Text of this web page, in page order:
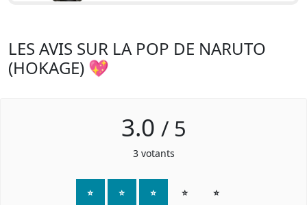
LES AVIS SUR LA POP DE NARUTO
(HOKAGE) 💖
3.0 / 5
3votants
⭐ ⭐ ⭐ ⭐ ⭐